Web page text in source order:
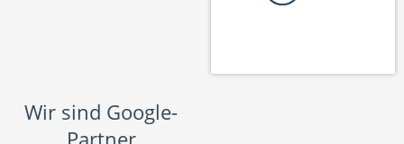
Wir sind Google-